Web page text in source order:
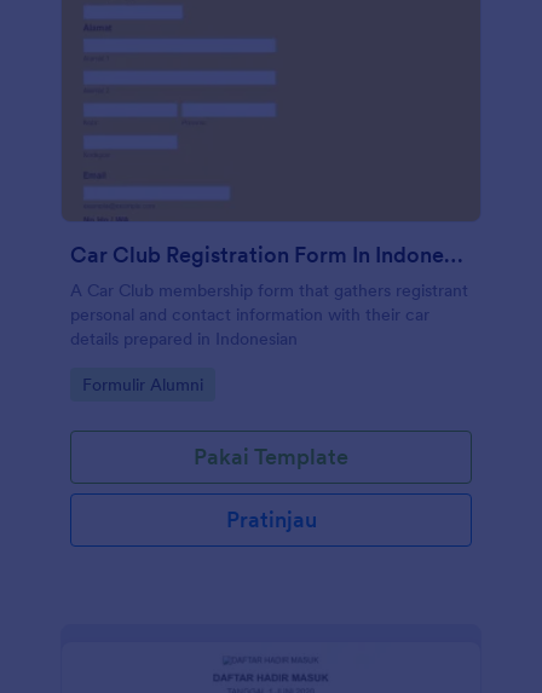
Car Club Registration Form In Indonesian
A Car Club membership form that gathers registrant
personal and contact information with their car
details prepared in Indonesian
Go to Category:
Formulir Alumni
Pakai Template
Pratinjau